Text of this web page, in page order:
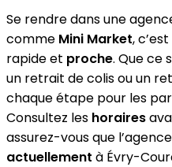
Se rendre dans une
comme Mini Market,
rapide et proche. Que ce
un retrait de colis ou un
chaque étape pour les
Consultez les horaires
assurez-vous que
actuellement à Évry-